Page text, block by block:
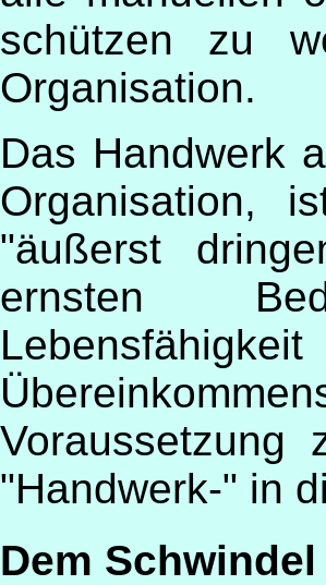
schützen zu
Organisation.
Das Handwerk
Organisation,
"äußerst
ernsten
Voraussetzung
"Handwerk-" in
Dem